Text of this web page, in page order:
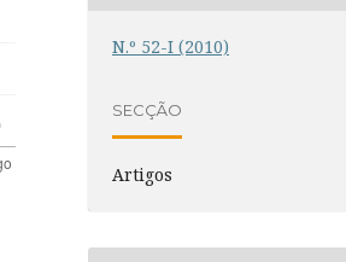
N.º 52-I (2010)
SECÇÃO
Artigos